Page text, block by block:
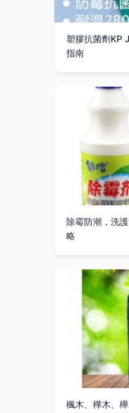
塑膠抗菌劑KP
指南
除霉防潮，洗
略
楓木、樺木、